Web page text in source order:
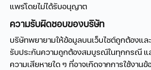
แพร่โดยไม่ได้รับอนุญาต
ความรับผิดชอบของบริษัท
บริษัทพยายามให้ข้อมูลบนเว็บไซต์ถูกต้องแล
รับประกันความถูกต้องสมบูรณ์ในทุกกรณี แ
ความเสียหายใด ๆ ที่อาจเกิดจากการใช้งาน